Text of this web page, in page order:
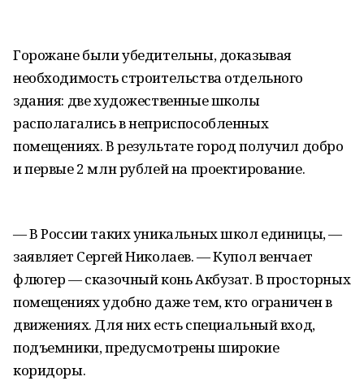
Горожане были убедительны, доказывая
необходимость строительства отдельного
здания: две художественные школы
располагались в неприспособленных
помещениях. В результате город получил добро
и первые 2 млн рублей на проектирование.
— В России таких уникальных школ единицы, —
заявляет Сергей Николаев. — Купол венчает
флюгер — сказочный конь Акбузат. В просторных
помещениях удобно даже тем, кто ограничен в
движениях. Для них есть специальный вход,
подъемники, предусмотрены широкие
коридоры.